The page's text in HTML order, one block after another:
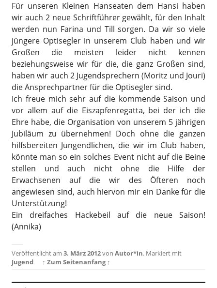
Für unseren Kleinen Hanseaten dem Hansi haben
wir auch 2 neue Schriftführer gewählt, für den Inhalt
werden nun Farina und Till sorgen. Da wir so viele
jüngere Optisegler in unserem Club haben und wir
Großen die meisten leider nicht kennen
beziehungsweise wir für die, die ganz Großen sind,
haben wir auch 2 Jugendsprechern (Moritz und Jouri)
die Ansprechpartner für die Optisegler sind.
Ich freue mich sehr auf die kommende Saison und
vor allem auf die Eiszapfenregatta, bei der ich die
Ehre habe, die Organisation von unserem 5 jährigen
Jubiläum zu übernehmen! Doch ohne die ganzen
hilfsbereiten Jungendlichen, die wir im Club haben,
könnte man so ein solches Event nicht auf die Beine
stellen und auch nicht ohne die Hilfe der
Erwachsenen auf die wir des Öfteren noch
angewiesen sind, auch hiervon mir ein Danke für die
Unterstützung!
Ein dreifaches Hackebeil auf die neue Saison!
(Annika)
Veröffentlicht am 3. März 2012von Autor*in. Markiert mit
Jugend
↑ Zum Seitenanfang ↑